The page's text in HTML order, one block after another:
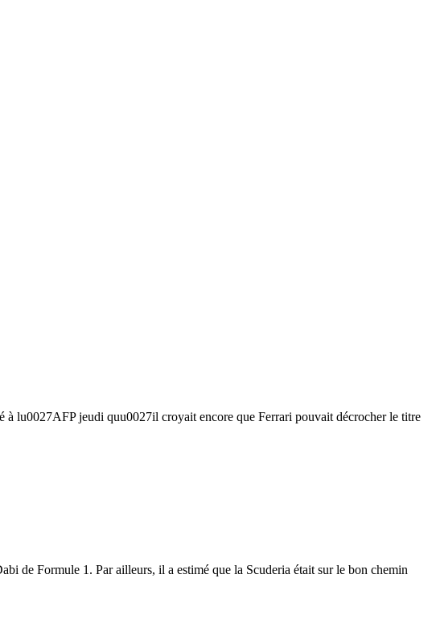
à lu0027AFP jeudi quu0027il croyait encore que Ferrari pouvait décrocher le titre
de Formule 1. Par ailleurs, il a estimé que la Scuderia était sur le bon chemin